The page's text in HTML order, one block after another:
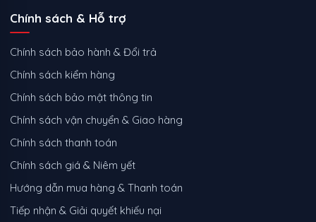
Chính sách & Hỗ trợ
Chính sách bảo hành & Đổi trả
Chính sách kiểm hàng
Chính sách bảo mật thông tin
Chính sách vận chuyển & Giao hàng
Chính sách thanh toán
Chính sách giá & Niêm yết
Hướng dẫn mua hàng & Thanh toán
Tiếp nhận & Giải quyết khiếu nại